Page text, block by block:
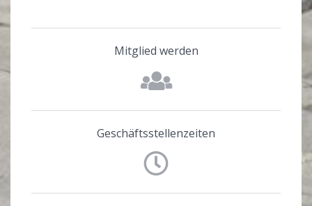
Mitglied werden
Geschäftsstellenzeiten